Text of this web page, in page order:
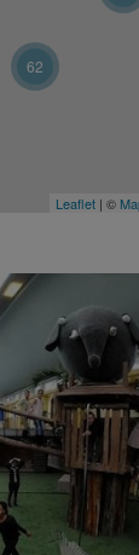
62
Leaflet | ©